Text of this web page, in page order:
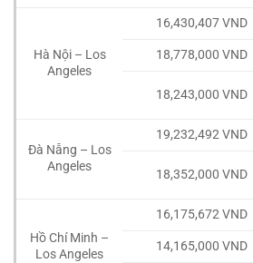
Hà Nội – Los
Angeles
16,430,407 VND
18,778,000 VND
18,243,000 VND
Đà Nẵng – Los
Angeles
19,232,492 VND
18,352,000 VND
Hồ Chí Minh –
Los Angeles
16,175,672 VND
14,165,000 VND